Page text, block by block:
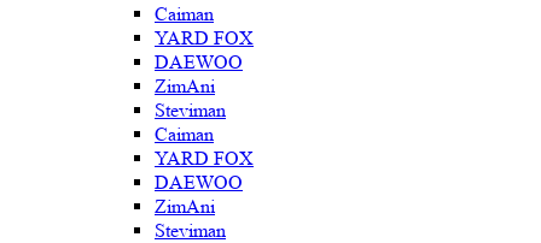
Caiman
YARD FOX
DAEWOO
ZimAni
Steviman
Caiman
YARD FOX
DAEWOO
ZimAni
Steviman